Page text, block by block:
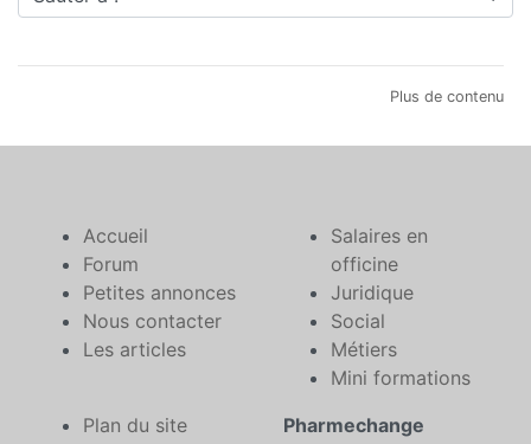
Plus de contenu
Accueil
Forum
Petites annonces
Nous contacter
Les articles
Salaires en
officine
Juridique
Social
Métiers
Mini formations
Plan du site
Pharmechange